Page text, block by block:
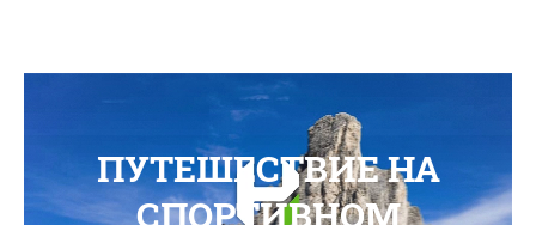
ПУТЕШЕСТВИЕ НА
СПОРТИВНОМ